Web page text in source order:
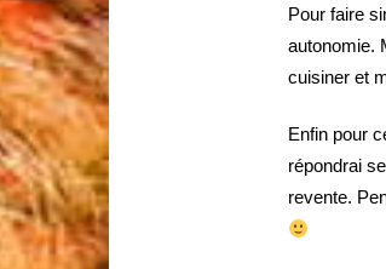
Pour faire
autonomie.
cuisiner et
Enfin pour
répondrai
revente.